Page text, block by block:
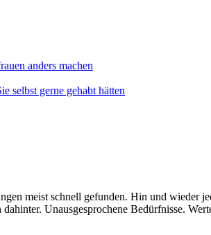
anders machen
selbst gerne gehabt hätten
meist schnell gefunden. Hin und
Unausgesprochene Bedürfnisse.